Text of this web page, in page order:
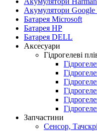
Акумулятори Google
Батарея Microsoft
Батарея HP
Батарея DELL
Аксесуари
Гідрогелеві
Запчастини
Сенсор,